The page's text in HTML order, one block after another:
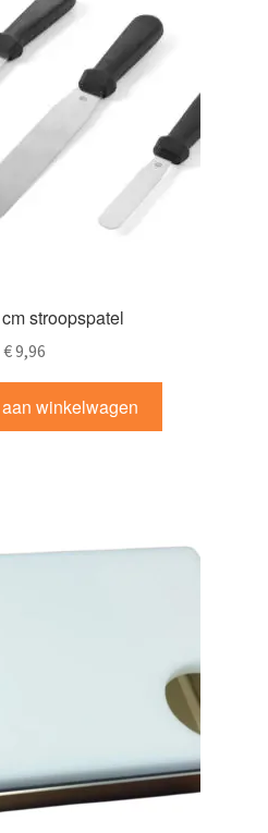
stroopspatel
€9,96
winkelwagen